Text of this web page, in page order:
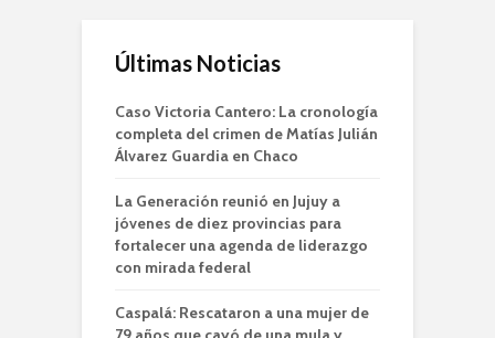
Últimas Noticias
Caso Victoria Cantero: La cronología
completa del crimen de Matías Julián
Álvarez Guardia en Chaco
La Generación reunió en Jujuy a
jóvenes de diez provincias para
fortalecer una agenda de liderazgo
con mirada federal
Caspalá: Rescataron a una mujer de